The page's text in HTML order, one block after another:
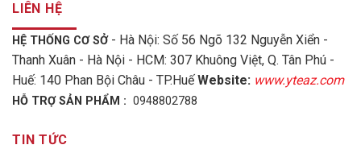
LIÊN HỆ
HỆ THỐNG CƠ SỞ - Hà Nội: Số 56 Ngõ 132 Nguyễn Xiển -
Thanh Xuân - Hà Nội - HCM: 307 Khuông Việt, Q. Tân Phú -
Huế: 140 Phan Bội Châu - TP.HuếWebsite: www.yteaz.com
HỖ TRỢ SẢN PHẨM : 0948802788
TIN TỨC